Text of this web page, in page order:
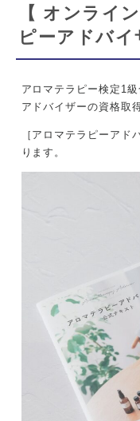
【 オンライ
ピーアドバイ
アロマテラピー検定1
アドバイザーの資格取
［アロマテラピーアド
ります。